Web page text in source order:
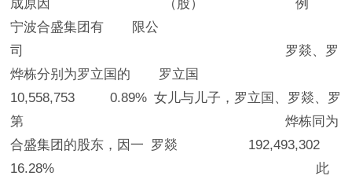
成原因 （股） 例
宁波合盛集团有 限公
司 罗燚、罗
烨栋分别为罗立国的 罗立国
10,558,753 0.89% 女儿与儿子，罗立国、罗燚、罗
第 烨栋同为
合盛集团的股东，因一 罗燚 192,493,302
16.28% 此